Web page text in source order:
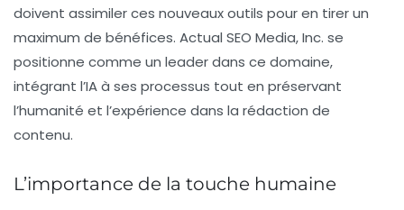
doivent assimiler ces nouveaux outils pour en tirer un
maximum de bénéfices. Actual SEO Media, Inc. se
positionne comme un leader dans ce domaine,
intégrant l’IA à ses processus tout en préservant
l’humanité et l’expérience dans la rédaction de
contenu.
L’importance de la touche humaine